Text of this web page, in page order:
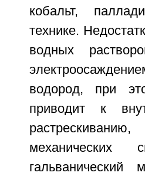
кобальт,
технике.
водных
водород, при
приводит к
механических